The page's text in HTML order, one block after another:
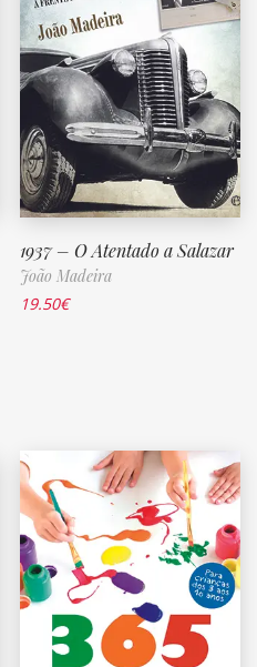
1937 – O Atentado a Salazar
João Madeira
19.50€